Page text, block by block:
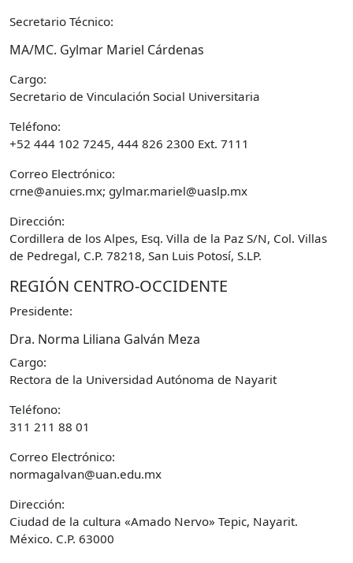
Secretario Técnico:
MA/MC. Gylmar Mariel Cárdenas
Cargo:
Secretario de Vinculación Social Universitaria
Teléfono:
+52 444 102 7245, 444 826 2300 Ext. 7111
Correo Electrónico:
crne@anuies.mx; gylmar.mariel@uaslp.mx
Dirección:
Cordillera de los Alpes, Esq. Villa de la Paz S/N, Col. Villas
de Pedregal, C.P. 78218, San Luis Potosí, S.LP.
REGIÓN CENTRO-OCCIDENTE
Presidente:
Dra. Norma Liliana Galván Meza
Cargo:
Rectora de la Universidad Autónoma de Nayarit
Teléfono:
311 211 88 01
Correo Electrónico:
normagalvan@uan.edu.mx
Dirección:
Ciudad de la cultura «Amado Nervo» Tepic, Nayarit.
México. C.P. 63000